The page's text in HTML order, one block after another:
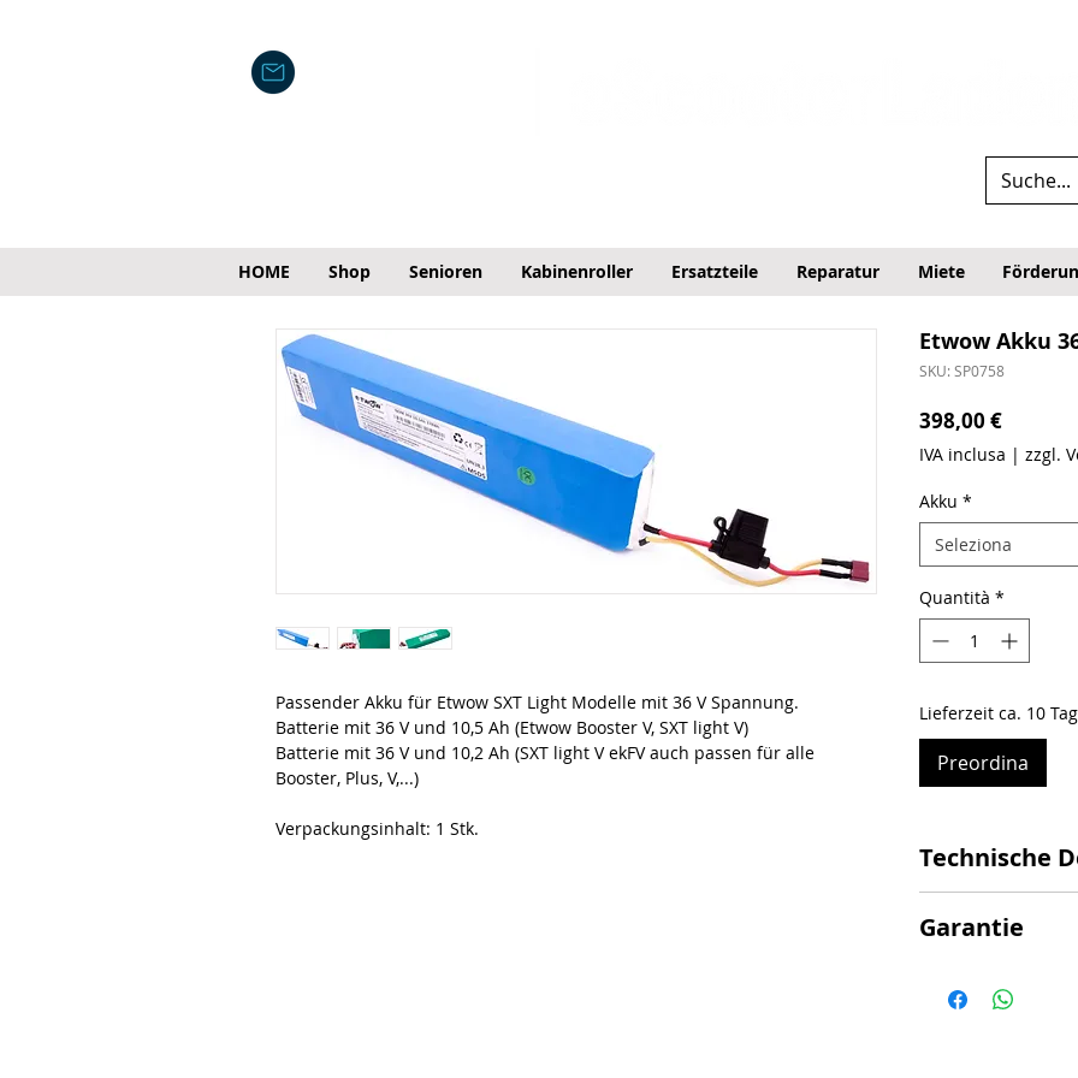
HOME Shop Senioren Kabinenroller Ersatzteile Reparatur Miete
Passender Akku für Etwow SXT Light Modelle mit 36 V Spannung.
Batterie mit 36 V und 10,5 Ah (Etwow Booster V, SXT light V)
Batterie mit 36 V und 10,2 Ah (SXT light V ekFV auch passen für alle
Booster, Plus, V,...)
Verpackungsinhalt: 1 Stk.
Etwow Akku
SKU: SP0758
398,00 €Prezzo
IVA inclusa | zzgl.
Akku *
Seleziona
Quantità *
Lieferzeit ca. 10
Preordina
Technische
Kapazität: 10,2Ah
Maße: 34,0 x 7,0
Garantie
kann keine